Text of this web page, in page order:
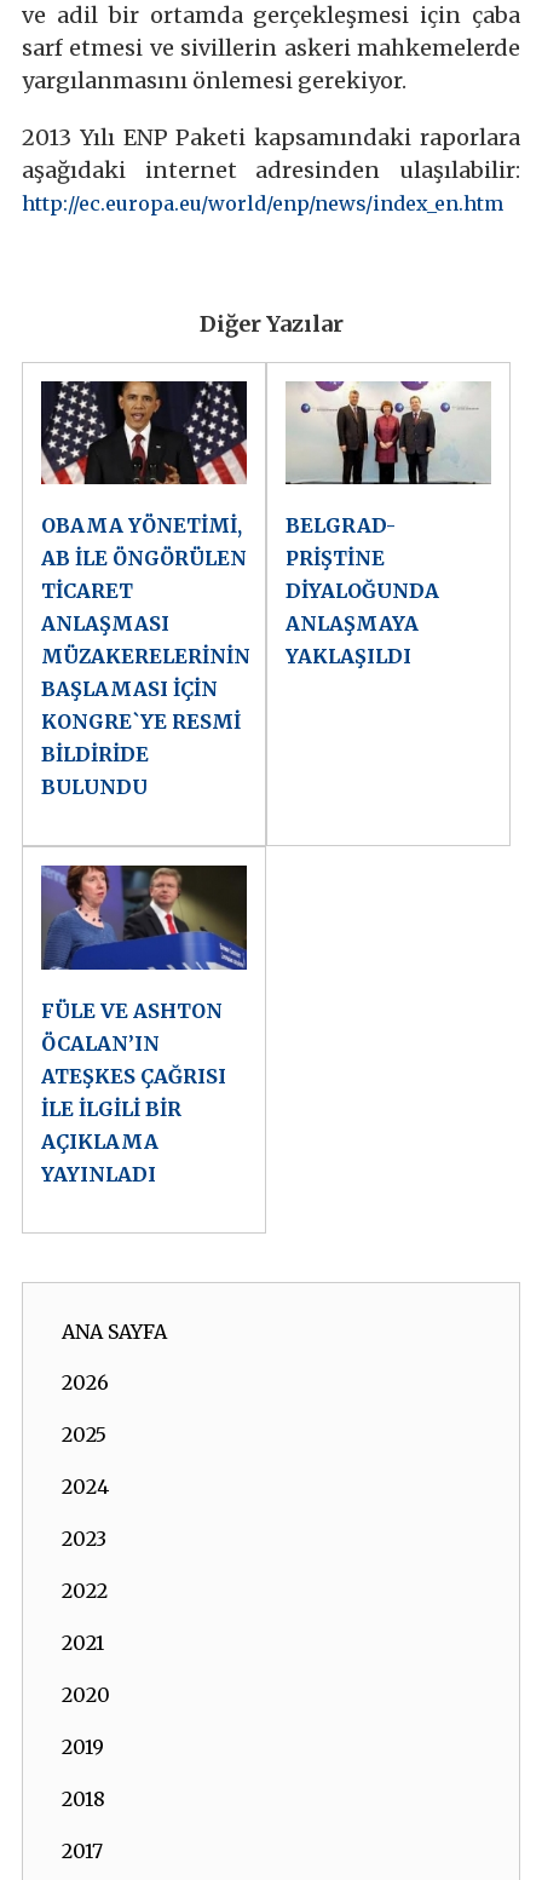
ve adil bir ortamda gerçekleşmesi için çaba
sarf etmesi ve sivillerin askeri mahkemelerde
yargılanmasını önlemesi gerekiyor.
2013 Yılı ENP Paketi kapsamındaki raporlara
aşağıdaki internet adresinden ulaşılabilir:
http://ec.europa.eu/world/enp/news/index_en.htm
Diğer Yazılar
OBAMA YÖNETİMİ,
AB İLE ÖNGÖRÜLEN
TİCARET
ANLAŞMASI
MÜZAKERELERİNİN
BAŞLAMASI İÇİN
KONGRE`YE RESMİ
BİLDİRİDE
BULUNDU
BELGRAD-
PRİŞTİNE
DİYALOĞUNDA
ANLAŞMAYA
YAKLAŞILDI
FÜLE VE ASHTON
ÖCALAN’IN
ATEŞKES ÇAĞRISI
İLE İLGİLİ BİR
AÇIKLAMA
YAYINLADI
ANA SAYFA
2026
2025
2024
2023
2022
2021
2020
2019
2018
2017